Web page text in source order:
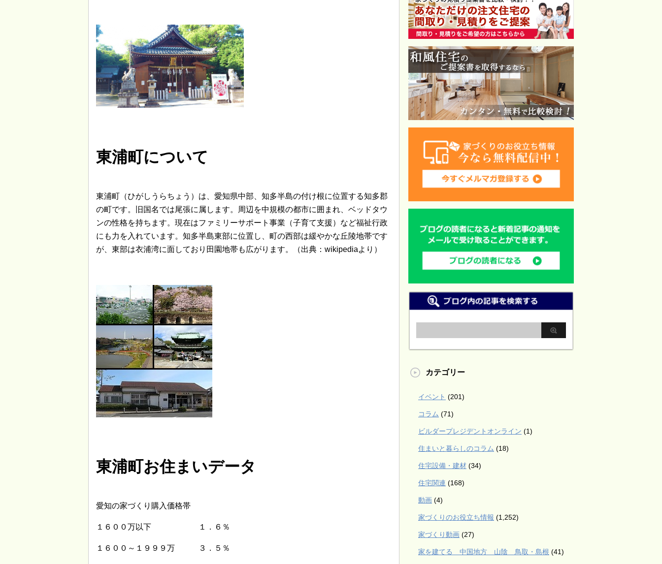
東浦町について
東浦町（ひがしうらちょう）は、愛知県中部、知多半島の付け根に位置する知多郡
の町です。旧国名では尾張に属します。周辺を中規模の都市に囲まれ、ベッドタウ
ンの性格を持ちます。現在はファミリーサポート事業（子育て支援）など福祉行政
にも力を入れています。知多半島東部に位置し、町の西部は緩やかな丘陵地帯です
が、東部は衣浦湾に面しており田園地帯も広がります。（出典：wikipediaより）
東浦町お住まいデータ
愛知の家づくり購入価格帯
１６００万以下 １．６％
１６００～１９９９万 ３．５％
カテゴリー
イベント (201)
コラム (71)
ビルダープレジデントオンライン (1)
住まいと暮らしのコラム (18)
住宅設備・建材 (34)
住宅関連 (168)
動画 (4)
家づくりのお役立ち情報 (1,252)
家づくり動画 (27)
家を建てる 中国地方 山陰 鳥取・島根 (41)